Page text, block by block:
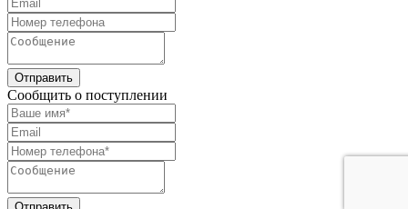
Отправить
Сообщить о поступлении